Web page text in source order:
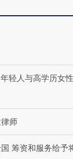
员跨国走私7万
尿检体内含3种
轻人与高学历女
师
筹资和服务给予